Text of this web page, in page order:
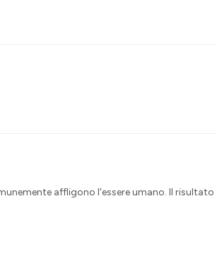
affligono l'essere umano. Il risultato